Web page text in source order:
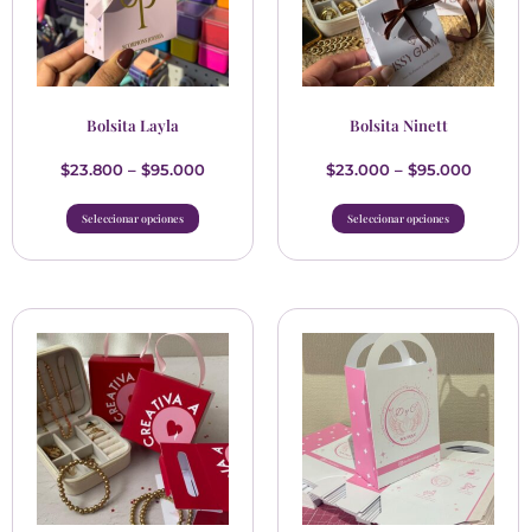
Bolsita Layla
$23.800 – $95.000
Seleccionar opciones
Bolsita Ninett
$23.000– $95.000
Seleccionar opciones